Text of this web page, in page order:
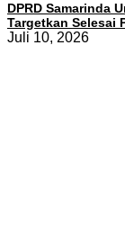
DPRD Samarinda
Targetkan Selesai
Juli 10, 2026